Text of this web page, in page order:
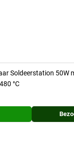
Soldeerstation 50W
°C